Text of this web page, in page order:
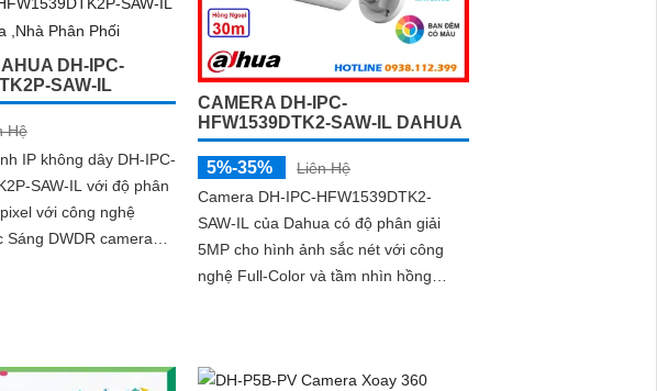
DH-IPC-
SAW-IL
Hệ
IP không dây DH-IPC-
SAW-IL với độ phân
với công nghệ
Sáng DWDR camera
CAMERA DH-IPC-
HFW1539DTK2-SAW-IL DAHUA
5%-35%
Liên Hệ
Camera DH-IPC-HFW1539DTK2-
SAW-IL của Dahua có độ phân giải
5MP cho hình ảnh sắc nét với công
nghệ Full-Color và tầm nhìn hồng
tiện